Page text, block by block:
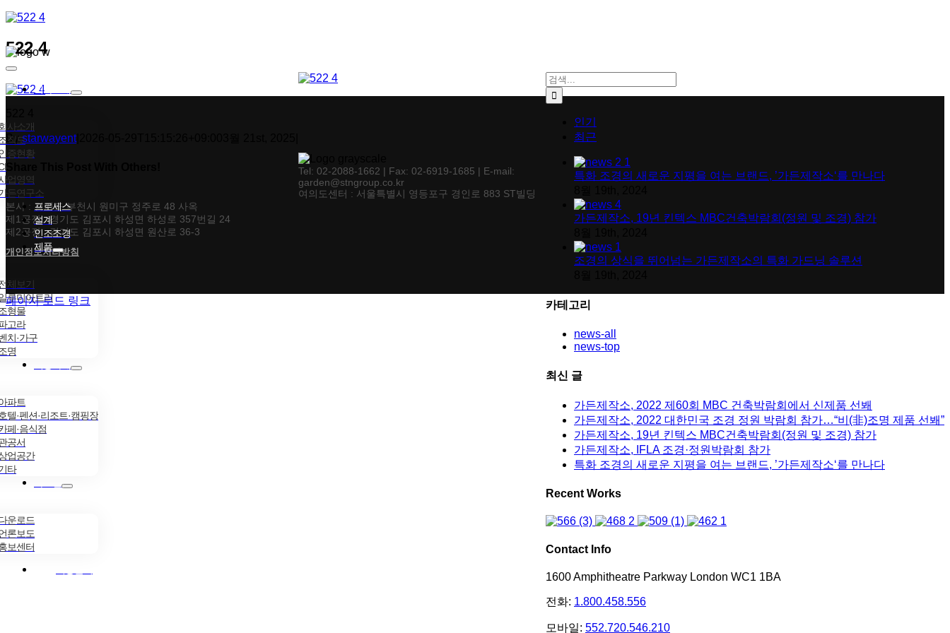
콘텐츠로
Toggle
Navigation회사소개
사소개
직도
증현황
업영역
든연구소
프로세스
설계
인조조경
제품
체보기
루미아트리
형물
고라
치·가구
명
파트
텔·펜션·리조트·캠핑장
페·음식점
공서
업공간
타
운로드
론보도
보센터
522 4
Bystarwayent|
Facebook
X
Tumblr
Pinterest
이메일
검색:
인기
최근
특화 조경의 새로운 지평을 여는 브랜드, ’가든제작소‘를 만나다
가든제작소, 19년 킨텍스 MBC건축박람회(정원 및 조경) 참가
조경의 상식을 뛰어넘는 가든제작소의 특화 가드닝 솔루션
카테고리
news-all
news-top
최신 글
가든제작소, 2022 제60회 MBC 건축박람회에서 신제품 선봬
가든제작소, 2022 대한민국 조경 정원 박람회 참가…“비(非)조명 제품 선봬”
가든제작소, 19년 킨텍스 MBC건축박람회(정원 및 조경) 참가
가든제작소, IFLA 조경·정원박람회 참가
특화 조경의 새로운 지평을 여는 브랜드, ’가든제작소‘를 만나다
Recent Works
Contact Info
1600 Amphitheatre Parkway London WC1 1BA
전화: 1.800.458.556
모바일: 552.720.546.210
Tel: 02-2088-1662 | Fax: 02-6919-1685 | E-mail:
garden@stngroup.co.kr
여의도센터 : 서울특별시 영등포구 경인로 883 ST빌딩
본사 : 경기도 부천시 원미구 정주로 48 사옥
제1공장 : 경기도 김포시 하성면 하성로 357번길 24
제2공장 : 경기도 김포시 하성면 원산로 36-3
개인정보처리방침
페이지 로드 링크